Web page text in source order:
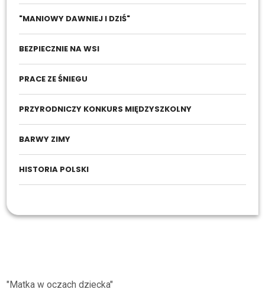
"MANIOWY DAWNIEJ I DZIŚ"
BEZPIECZNIE NA WSI
PRACE ZE ŚNIEGU
PRZYRODNICZY KONKURS MIĘDZYSZKOLNY
BARWY ZIMY
HISTORIA POLSKI
"Matka w oczach dziecka"